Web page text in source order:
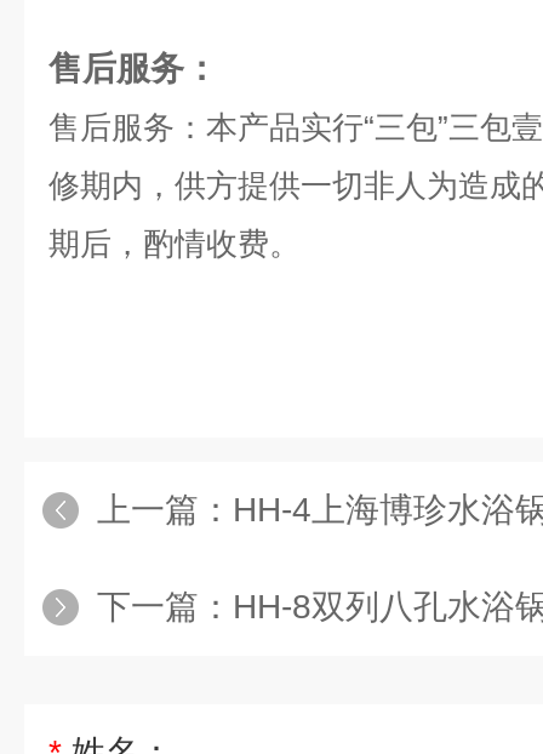
售后服务：
售后服务：本产品实行“三包”三包
修期内，供方提供一切非人为造成
期后，酌情收费。
上一篇： HH-4上海博珍水浴锅数显
下一篇： HH-8双列八孔水浴锅 数显